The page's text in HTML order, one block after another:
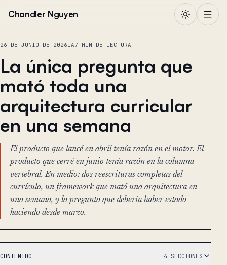
Chandler Nguyen
26 DE JUNIO DE 2026IA7 MIN DE LECTURA
La única pregunta que
mató toda una
arquitectura curricular
en una semana
El producto que lancé en abril tenía razón en el motor. El
producto que cerré en junio tenía razón en la columna
vertebral. En medio: dos reescrituras completas del
currículo, un framework que mató una arquitectura en
una semana, y la pregunta que debería haber estado
haciendo desde marzo.
CONTENIDO 4 SECCIONES